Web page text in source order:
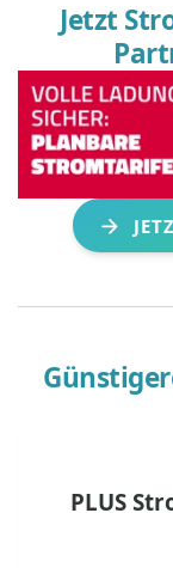
Jetzt
PLUS